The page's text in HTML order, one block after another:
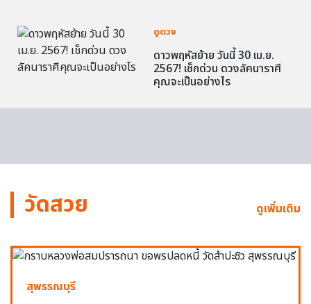
ดูดวง
ดาวพฤหัสย้าย วันนี้ 30 เม.ย.
2567! เช็กด่วน ดวงลัคนาราศี
คุณจะเป็นอย่างไร
วัดสวย ดูเพิ่มเติม
สุพรรณบุรี